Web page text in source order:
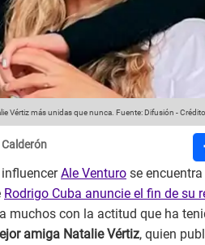
Vértiz más unidas que nunca. Fuente: Difusión -
Ale Venturo se
Rodrigo Cuba anuncie el fin de su
muchos con la actitud que ha
amiga Natalie Vértiz, quien